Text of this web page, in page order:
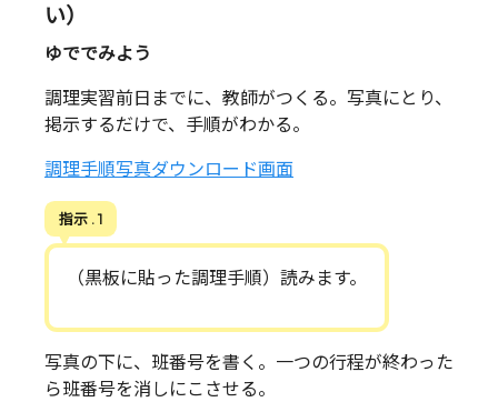
い）
ゆででみよう
調理実習前日までに、教師がつくる。写真にとり、
掲示するだけで、手順がわかる。
調理手順写真ダウンロード画面
指示 . 1
（黒板に貼った調理手順）読みます。
写真の下に、班番号を書く。一つの行程が終わった
ら班番号を消しにこさせる。